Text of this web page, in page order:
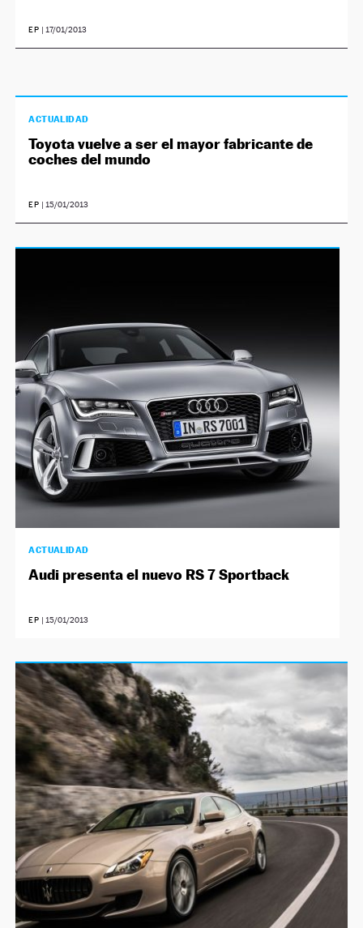
EP | 17/01/2013
ACTUALIDAD
Toyota vuelve a ser el mayor fabricante de
coches del mundo
EP | 15/01/2013
ACTUALIDAD
Audi presenta el nuevo RS 7 Sportback
EP | 15/01/2013